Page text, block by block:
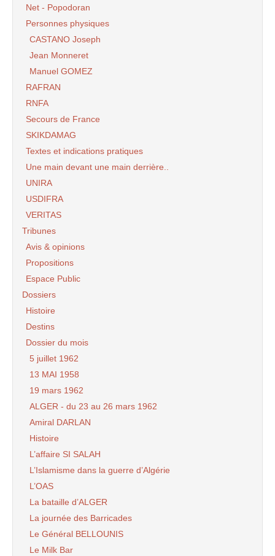
Net - Popodoran
Personnes physiques
CASTANO Joseph
Jean Monneret
Manuel GOMEZ
RAFRAN
RNFA
Secours de France
SKIKDAMAG
Textes et indications pratiques
Une main devant une main derrière..
UNIRA
USDIFRA
VERITAS
Tribunes
Avis & opinions
Propositions
Espace Public
Dossiers
Histoire
Destins
Dossier du mois
5 juillet 1962
13 MAI 1958
19 mars 1962
ALGER - du 23 au 26 mars 1962
Amiral DARLAN
Histoire
L’affaire SI SALAH
L’Islamisme dans la guerre d’Algérie
L’OAS
La bataille d’ALGER
La journée des Barricades
Le Général BELLOUNIS
Le Milk Bar